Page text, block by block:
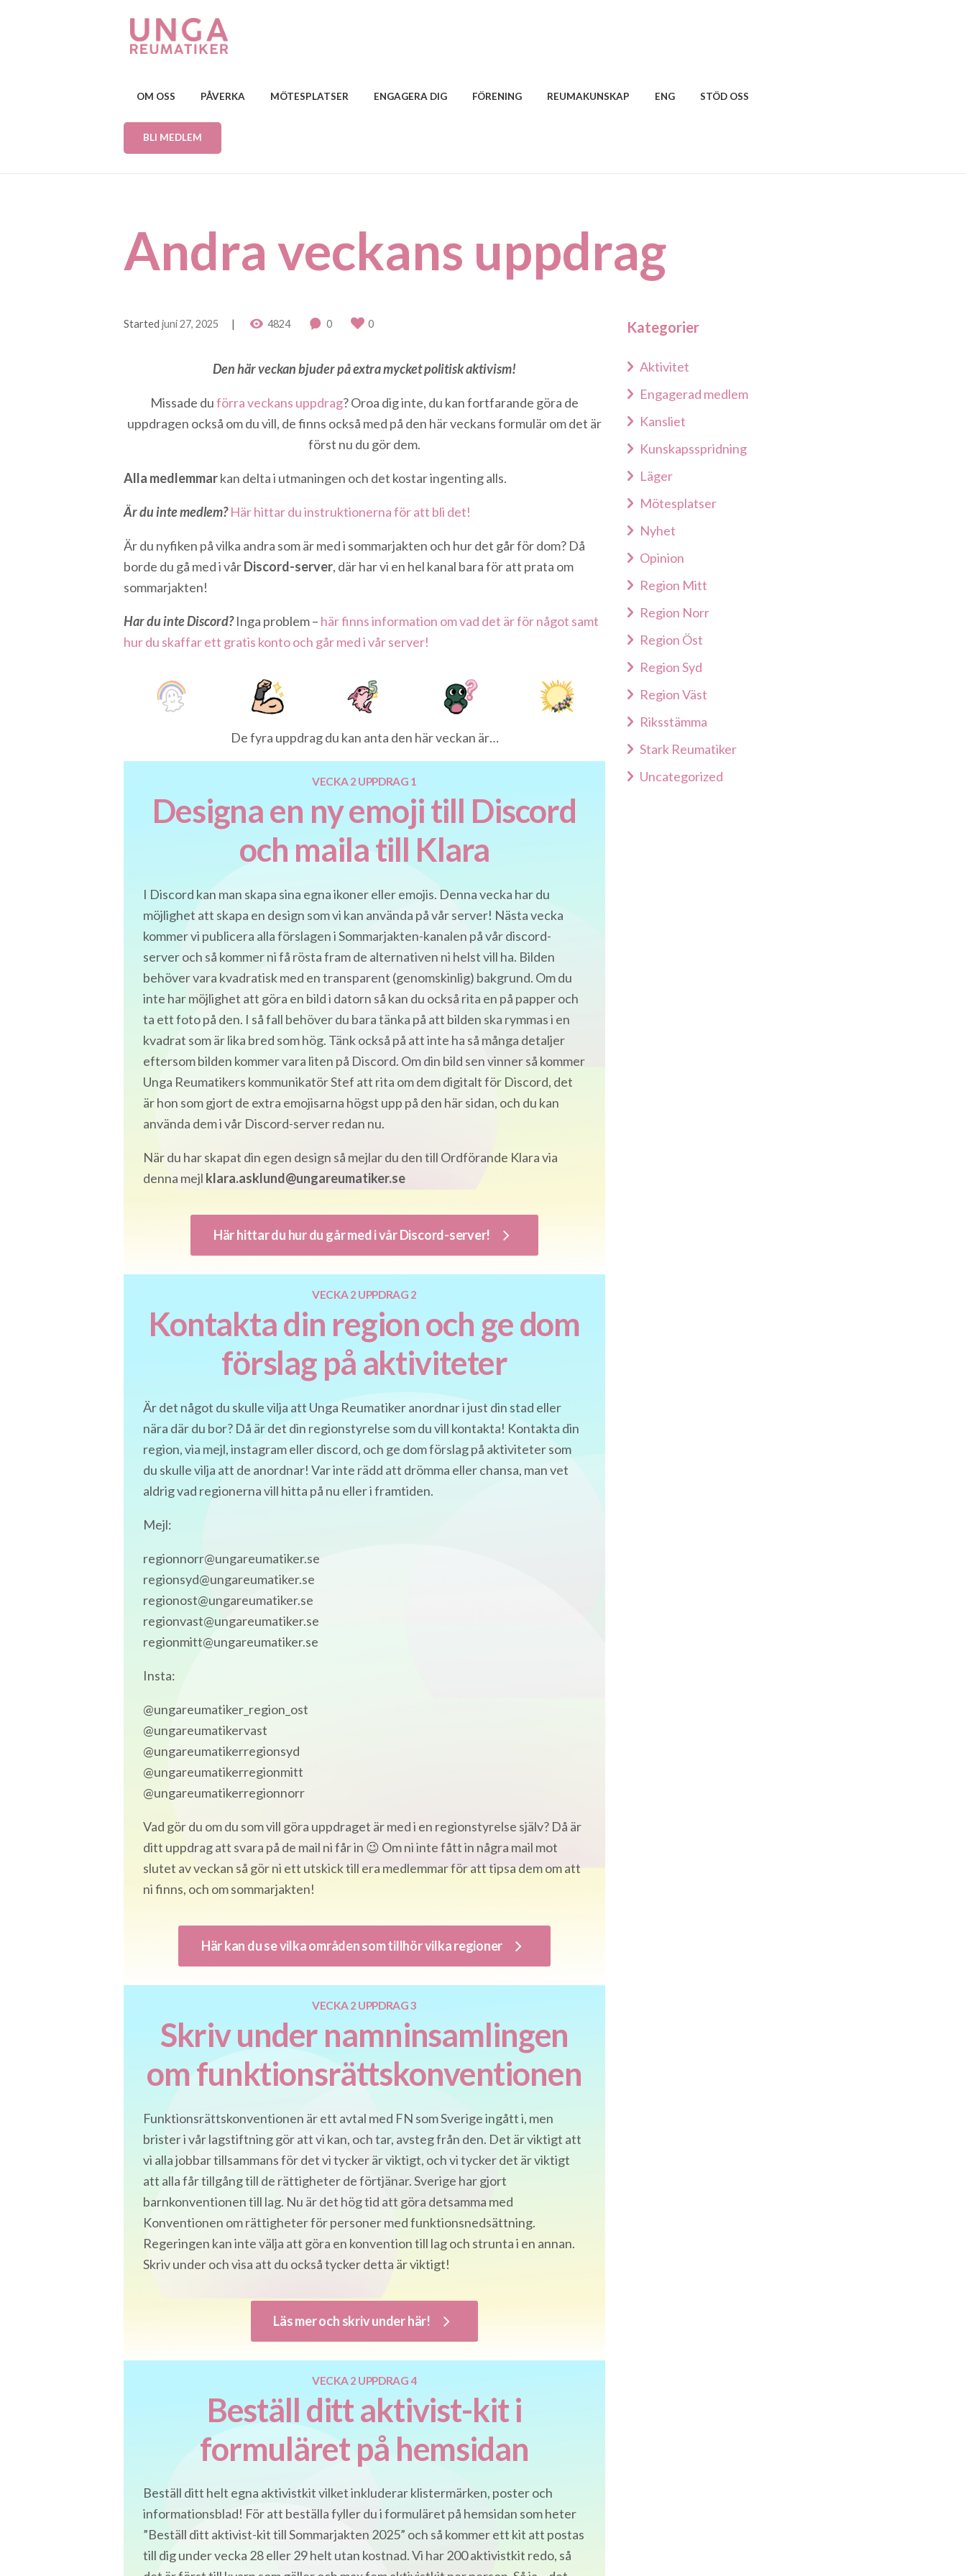
OM OSS PÅVERKA MÖTESPLATSER ENGAGERA DIG FÖRENING REUMAKUNSKAP ENG STÖD OSS
BLI MEDLEM
Andra veckans uppdrag
Started juni 27, 2025 4824 0 0
Den här veckan bjuder på extra mycket politisk aktivism!
Missade duförra veckans uppdrag? Oroa dig inte, du kan fortfarande göra de
uppdragen också om du vill, de finns också med på den här veckans formulär om det är
först nu du gör dem.
Alla medlemmarkan delta i utmaningen och det kostar ingenting alls.
Är du inte medlem? Här hittar du instruktionerna för att bli det!
Är du nyfiken på vilka andra som är med i sommarjakten och hur det går för dom? Då
borde du gå med i vårDiscord-server, där har vi en hel kanal bara för att prata om
sommarjakten!
Har du inte Discord?Inga problem – här finns information om vad det är för något samt
hur du skaffar ett gratis konto och går med i vår server!
De fyra uppdrag du kan anta den här veckan är…
VECKA 2 UPPDRAG 1
Designa en ny emoji till Discord
och maila till Klara
I Discord kan man skapa sina egna ikoner eller emojis. Denna vecka har du
möjlighet att skapa en design som vi kan använda på vår server! Nästa vecka
kommer vi publicera alla förslagen i Sommarjakten-kanalen på vår discord-
server och så kommer ni få rösta fram de alternativen ni helst vill ha. Bilden
behöver vara kvadratisk med en transparent (genomskinlig) bakgrund. Om du
inte har möjlighet att göra en bild i datorn så kan du också rita en på papper och
ta ett foto på den. I så fall behöver du bara tänka på att bilden ska rymmas i en
kvadrat som är lika bred som hög. Tänk också på att inte ha så många detaljer
eftersom bilden kommer vara liten på Discord. Om din bild sen vinner så kommer
Unga Reumatikers kommunikatör Stef att rita om dem digitalt för Discord, det
är hon som gjort de extra emojisarna högst upp på den här sidan, och du kan
använda dem i vår Discord-server redan nu.
När du har skapat din egen design så mejlar du den till Ordförande Klara via
denna mejl klara.asklund@ungareumatiker.se
Här hittar du hur du går med i vår Discord-server!
VECKA 2 UPPDRAG 2
Kontakta din region och ge dom
förslag på aktiviteter
Är det något du skulle vilja att Unga Reumatiker anordnar i just din stad eller
nära där du bor? Då är det din regionstyrelse som du vill kontakta! Kontakta din
region, via mejl, instagram eller discord, och ge dom förslag på aktiviteter som
du skulle vilja att de anordnar! Var inte rädd att drömma eller chansa, man vet
aldrig vad regionerna vill hitta på nu eller i framtiden.
Mejl:
regionnorr@ungareumatiker.se
regionsyd@ungareumatiker.se
regionost@ungareumatiker.se
regionvast@ungareumatiker.se
regionmitt@ungareumatiker.se
Insta:
@ungareumatiker_region_ost
@ungareumatikervast
@ungareumatikerregionsyd
@ungareumatikerregionmitt
@ungareumatikerregionnorr
Vad gör du om du som vill göra uppdraget är med i en regionstyrelse själv? Då är
ditt uppdrag att svara på de mail ni får in 😉 Om ni inte fått in några mail mot
slutet av veckan så gör ni ett utskick till era medlemmar för att tipsa dem om att
ni finns, och om sommarjakten!
Här kan du se vilka områden som tillhör vilka regioner
VECKA 2 UPPDRAG 3
Skriv under namninsamlingen
om funktionsrättskonventionen
Funktionsrättskonventionen är ett avtal med FN som Sverige ingått i, men
brister i vår lagstiftning gör att vi kan, och tar, avsteg från den. Det är viktigt att
vi alla jobbar tillsammans för det vi tycker är viktigt, och vi tycker det är viktigt
att alla får tillgång till de rättigheter de förtjänar. Sverige har gjort
barnkonventionen till lag. Nu är det hög tid att göra detsamma med
Konventionen om rättigheter för personer med funktionsnedsättning.
Regeringen kan inte välja att göra en konvention till lag och strunta i en annan.
Skriv under och visa att du också tycker detta är viktigt!
Läs mer och skriv under här!
VECKA 2 UPPDRAG 4
Beställ ditt aktivist-kit i
formuläret på hemsidan
Beställ ditt helt egna aktivistkit vilket inkluderar klistermärken, poster och
informationsblad! För att beställa fyller du i formuläret på hemsidan som heter
”Beställ ditt aktivist-kit till Sommarjakten 2025” och så kommer ett kit att postas
till dig under vecka 28 eller 29 helt utan kostnad. Vi har 200 aktivistkit redo, så
Kategorier
Aktivitet
Engagerad medlem
Kansliet
Kunskapsspridning
Läger
Mötesplatser
Nyhet
Opinion
Region Mitt
Region Norr
Region Öst
Region Syd
Region Väst
Riksstämma
Stark Reumatiker
Uncategorized